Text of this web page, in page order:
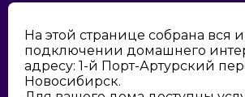
На этой странице собрана вся
подключении домашнего
адресу: 1-й Порт-Артурский
Новосибирск.